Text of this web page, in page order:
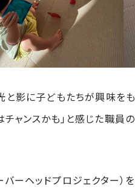
影に子どもたちが興味を
ャンスかも」と感じた職員
ーヘッドプロジェクター）